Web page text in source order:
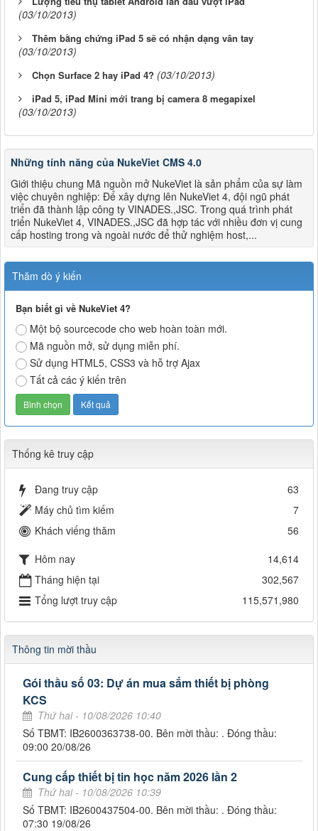
(03/10/2013)
Thêm bằng chứng iPad 5 sẽ có nhận dạng vân tay
(03/10/2013)
Chọn Surface 2 hay iPad 4? (03/10/2013)
iPad 5, iPad Mini mới trang bị camera 8 megapixel
(03/10/2013)
Những tính năng của NukeViet CMS 4.0
Giới thiệu chung Mã nguồn mở NukeViet là sản phẩm của sự làm
việc chuyên nghiệp: Để xây dựng lên NukeViet 4, đội ngũ phát
triển đã thành lập công ty VINADES.,JSC. Trong quá trình phát
triển NukeViet 4, VINADES.,JSC đã hợp tác với nhiều đơn vị cung
cấp hosting trong và ngoài nước để thử nghiệm host,...
Thăm dò ý kiến
Bạn biết gì về NukeViet 4?
Một bộ sourcecode cho web hoàn toàn mới.
Mã nguồn mở, sử dụng miễn phí.
Sử dụng HTML5, CSS3 và hỗ trợ Ajax
Tất cả các ý kiến trên
Thống kê truy cập
Đang truy cập
63
Máy chủ tìm kiếm
7
Khách viếng thăm
56
Hôm nay
14,614
Tháng hiện tại
302,567
Tổng lượt truy cập
115,571,980
Thông tin mời thầu
Gói thầu số 03: Dự án mua sắm thiết bị phòng
KCS
Thứ hai - 10/08/2026 10:40
Số TBMT: IB2600363738-00. Bên mời thầu: . Đóng thầu:
09:00 20/08/26
Cung cấp thiết bị tin học năm 2026 lần 2
Thứ hai - 10/08/2026 10:39
Số TBMT: IB2600437504-00. Bên mời thầu: . Đóng thầu:
07:30 19/08/26